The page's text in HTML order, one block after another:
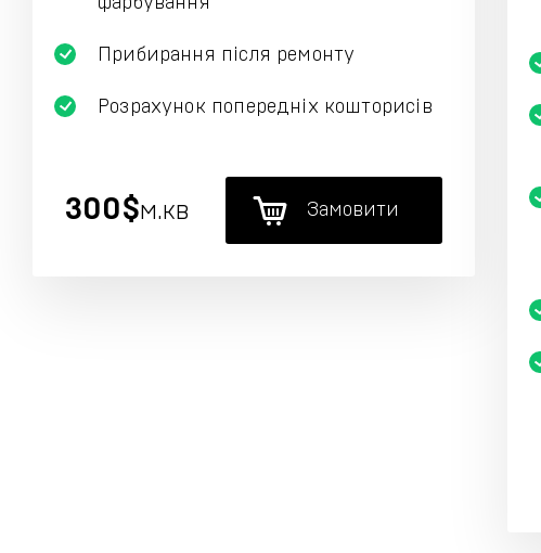
Прибирання після ремонту
Розрахунок попередніх кошторисів
300$м.кв Замовити